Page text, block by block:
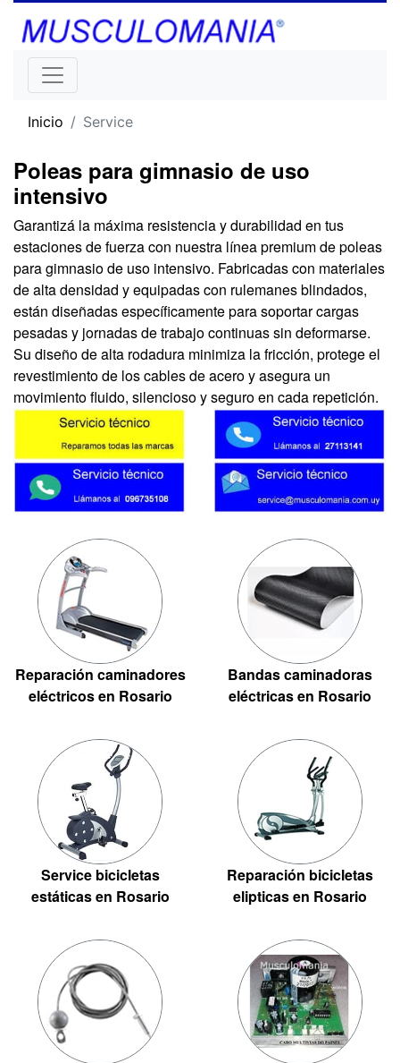
Inicio Service
Poleas para gimnasio de uso
intensivo
Garantizá la máxima resistencia y durabilidad en tus
estaciones de fuerza con nuestra línea premium de poleas
para gimnasio de uso intensivo. Fabricadas con materiales
de alta densidad y equipadas con rulemanes blindados,
están diseñadas específicamente para soportar cargas
pesadas y jornadas de trabajo continuas sin deformarse.
Su diseño de alta rodadura minimiza la fricción, protege el
revestimiento de los cables de acero y asegura un
movimiento fluido, silencioso y seguro en cada repetición.
Reparación caminadores
eléctricos en Rosario
Bandas caminadoras
eléctricas en Rosario
Service bicicletas
estáticas en Rosario
Reparación bicicletas
elipticas en Rosario